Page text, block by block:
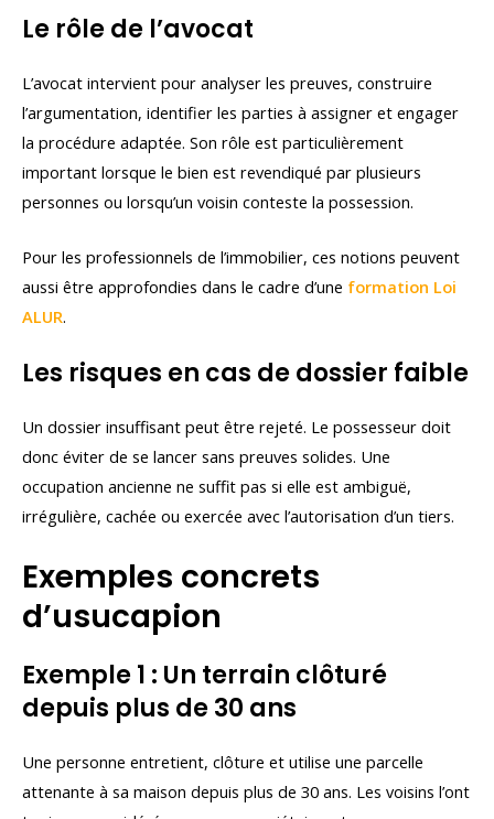
Le rôle de l’avocat
L’avocat intervient pour analyser les preuves, construire
l’argumentation, identifier les parties à assigner et engager
la procédure adaptée. Son rôle est particulièrement
important lorsque le bien est revendiqué par plusieurs
personnes ou lorsqu’un voisin conteste la possession.
Pour les professionnels de l’immobilier, ces notions peuvent
aussi être approfondies dans le cadre d’une formation Loi
ALUR.
Les risques en cas de dossier faible
Un dossier insuffisant peut être rejeté. Le possesseur doit
donc éviter de se lancer sans preuves solides. Une
occupation ancienne ne suffit pas si elle est ambiguë,
irrégulière, cachée ou exercée avec l’autorisation d’un tiers.
Exemples concrets
d’usucapion
Exemple 1 : Un terrain clôturé
depuis plus de 30 ans
Une personne entretient, clôture et utilise une parcelle
attenante à sa maison depuis plus de 30 ans. Les voisins l’ont